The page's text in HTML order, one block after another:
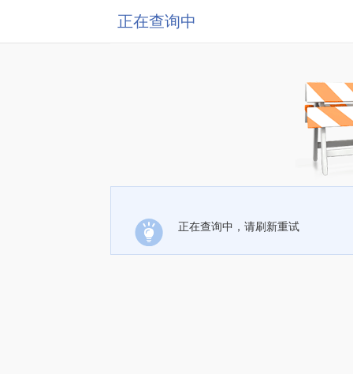
正在查询中
正在查询中，请刷新重试